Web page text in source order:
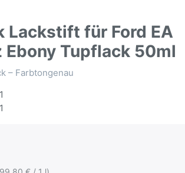
Lackstift für Ford EA
Ebony Tupflack 50ml
– Farbtongenau